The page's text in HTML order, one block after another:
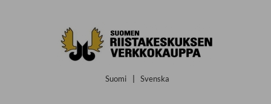
Suomi Svenska